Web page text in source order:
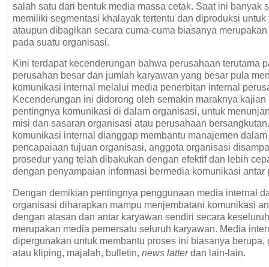
salah satu dari bentuk media massa cetak. Saat ini banyak
memiliki segmentasi khalayak tertentu dan diproduksi
ataupun dibagikan secara cuma-cuma biasanya
pada suatu organisasi.
Kini terdapat kecenderungan bahwa perusahaan terutama
perusahan besar dan jumlah karyawan yang besar pula
komunikasi internal melalui media penerbitan internal
Kecenderungan ini didorong oleh semakin maraknya kajian
pentingnya komunikasi di dalam organisasi, untuk
misi dan sasaran organisasi atau perusahaan
komunikasi internal dianggap membantu manajemen
pencapaiaan tujuan organisasi, anggota organisasi
prosedur yang telah dibakukan dengan efektif dan lebih
dengan penyampaian informasi bermedia komunikasi antar
Dengan demikian pentingnya penggunaan media internal
organisasi diharapkan mampu menjembatani komunikasi
dengan atasan dan antar karyawan sendiri secara
merupakan media pemersatu seluruh karyawan. Media
dipergunakan untuk membantu proses ini biasanya berupa,
atau kliping, majalah, bulletin, news latterdan lain-lain.